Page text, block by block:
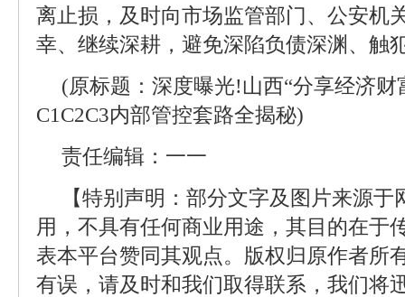
离止损，及时向市场监管部门、公安机
幸、继续深耕，避免深陷负债深渊、触
(原标题：深度曝光!山西“分享经济财
C1C2C3内部管控套路全揭秘)
责任编辑：一一
【特别声明：部分文字及图片来源
用，不具有任何商业用途，其目的在于
表本平台赞同其观点。版权归原作者所
有误，请及时和我们取得联系，我们将